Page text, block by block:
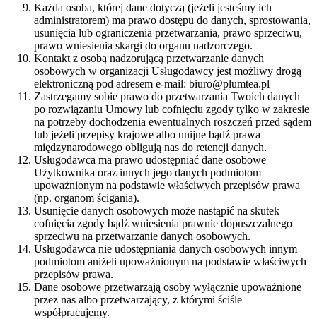
Każda osoba, której dane dotyczą (jeżeli jesteśmy ich
administratorem) ma prawo dostępu do danych, sprostowania,
usunięcia lub ograniczenia przetwarzania, prawo sprzeciwu,
prawo wniesienia skargi do organu nadzorczego.
Kontakt z osobą nadzorującą przetwarzanie danych
osobowych w organizacji Usługodawcy jest możliwy drogą
elektroniczną pod adresem e-mail: biuro@plumtea.pl
Zastrzegamy sobie prawo do przetwarzania Twoich danych
po rozwiązaniu Umowy lub cofnięciu zgody tylko w zakresie
na potrzeby dochodzenia ewentualnych roszczeń przed sądem
lub jeżeli przepisy krajowe albo unijne bądź prawa
międzynarodowego obligują nas do retencji danych.
Usługodawca ma prawo udostępniać dane osobowe
Użytkownika oraz innych jego danych podmiotom
upoważnionym na podstawie właściwych przepisów prawa
(np. organom ścigania).
Usunięcie danych osobowych może nastąpić na skutek
cofnięcia zgody bądź wniesienia prawnie dopuszczalnego
sprzeciwu na przetwarzanie danych osobowych.
Usługodawca nie udostępniania danych osobowych innym
podmiotom aniżeli upoważnionym na podstawie właściwych
przepisów prawa.
Dane osobowe przetwarzają osoby wyłącznie upoważnione
przez nas albo przetwarzający, z którymi ściśle
współpracujemy.